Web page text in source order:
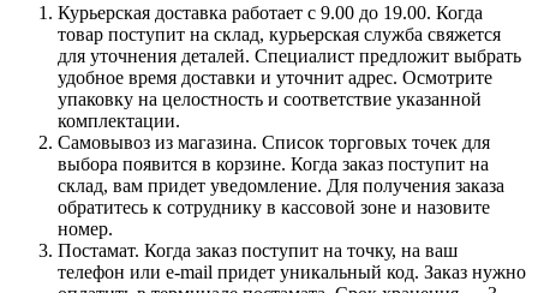
Курьерская доставка работает с 9.00 до 19.00. Когда
товар поступит на склад, курьерская служба свяжется
для уточнения деталей. Специалист предложит выбрать
удобное время доставки и уточнит адрес. Осмотрите
упаковку на целостность и соответствие указанной
комплектации.
Самовывоз из магазина. Список торговых точек для
выбора появится в корзине. Когда заказ поступит на
склад, вам придет уведомление. Для получения заказа
обратитесь к сотруднику в кассовой зоне и назовите
номер.
Постамат. Когда заказ поступит на точку, на ваш
телефон или e-mail придет уникальный код. Заказ нужно